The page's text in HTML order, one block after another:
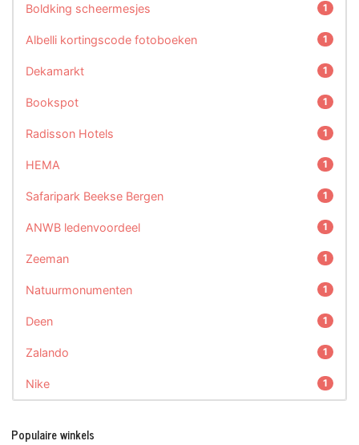
Boldking scheermesjes 1
Albelli kortingscode fotoboeken 1
Dekamarkt 1
Bookspot 1
Radisson Hotels 1
HEMA 1
Safaripark Beekse Bergen 1
ANWB ledenvoordeel 1
Zeeman 1
Natuurmonumenten 1
Deen 1
Zalando 1
Nike 1
Populaire winkels